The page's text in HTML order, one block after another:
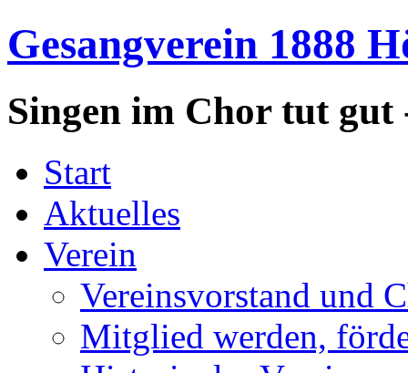
Gesangverein 1888
Singen im Chor tut
Start
Aktuelles
Verein
Vereinsvorstand und
Mitglied werden,